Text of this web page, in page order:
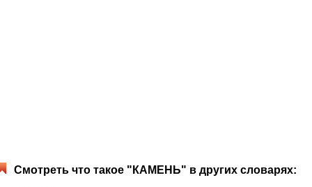
Смотреть что такое "КАМЕНЬ" в других словарях: